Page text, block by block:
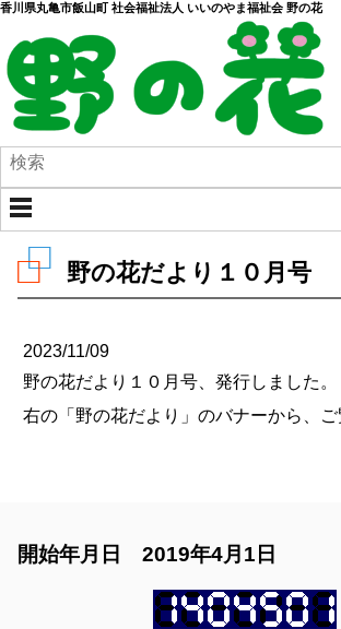
香川県丸亀市飯山町 社会福祉法人 いいのやま福祉会 野の花
野の花だより１０月号
2023/11/09
野の花だより１０月号、発行しました。
右の「野の花だより」のバナーから、ご
開始年月日 2019年4月1日